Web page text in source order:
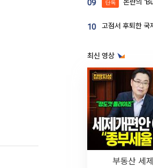
09 단독 논란의 'Busan is
10 고점서 후퇴한
최신 영상
부동산 세